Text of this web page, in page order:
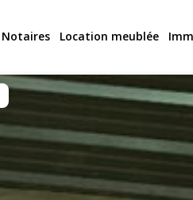
Notaires Location meublée